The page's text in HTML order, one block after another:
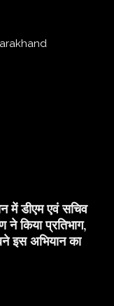
में डीएम एवं सचिव
ने किया प्रतिभाग,
इस अभियान का